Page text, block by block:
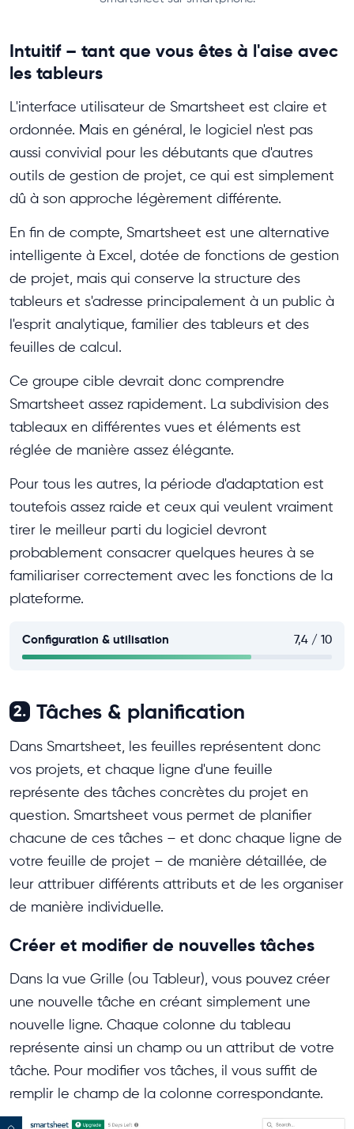
Intuitif – tant que vous êtes à l'aise avec
les tableurs
L'interface utilisateur de Smartsheet est claire et
ordonnée. Mais en général, le logiciel n'est pas
aussi convivial pour les débutants que d'autres
outils de gestion de projet, ce qui est simplement
dû à son approche légèrement différente.
En fin de compte, Smartsheet est une alternative
intelligente à Excel, dotée de fonctions de gestion
de projet, mais qui conserve la structure des
tableurs et s'adresse principalement à un public à
l'esprit analytique, familier des tableurs et des
feuilles de calcul.
Ce groupe cible devrait donc comprendre
Smartsheet assez rapidement. La subdivision des
tableaux en différentes vues et éléments est
réglée de manière assez élégante.
Pour tous les autres, la période d'adaptation est
toutefois assez raide et ceux qui veulent vraiment
tirer le meilleur parti du logiciel devront
probablement consacrer quelques heures à se
familiariser correctement avec les fonctions de la
plateforme.
Configuration & utilisation 7,4 / 10
2. Tâches & planification
Dans Smartsheet, les feuilles représentent donc
vos projets, et chaque ligne d'une feuille
représente des tâches concrètes du projet en
question. Smartsheet vous permet de planifier
chacune de ces tâches – et donc chaque ligne de
votre feuille de projet – de manière détaillée, de
leur attribuer différents attributs et de les organiser
de manière individuelle.
Créer et modifier de nouvelles tâches
Dans la vue Grille (ou Tableur), vous pouvez créer
une nouvelle tâche en créant simplement une
nouvelle ligne. Chaque colonne du tableau
représente ainsi un champ ou un attribut de votre
tâche. Pour modifier vos tâches, il vous suffit de
remplir le champ de la colonne correspondante.